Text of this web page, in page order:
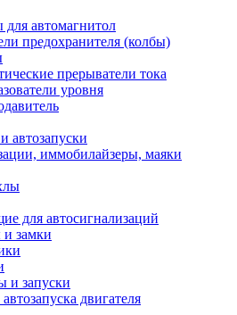
для автомагнитол
предохранителя (колбы)
прерыватели тока
уровня
автозапуски
иммобилайзеры, маяки
для автосигнализаций
замки
и запуски
двигателя